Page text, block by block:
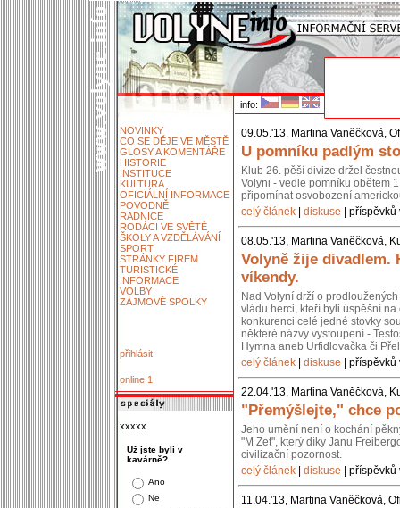
info:
NOVINKY
CO SE DĚJE VE MĚSTĚ
GLOSY A KOMENTÁŘE
HISTORIE
INSTITUCE
KULTURA
OFICIÁLNÍ INFORMACE
POVODNĚ
RADNICE
RODÁCI VE SVĚTĚ
ŠKOLY A VZDĚLÁVÁNÍ
SPORT
STRÁNKY FIREM
TURISTICKÉ
INFORMACE
VOLBY
ZÁJMOVÉ SPOLKY
přihlásit
online:1
xxxxx
Už jste byli v
kavárně?
Ano
Ne
09.05.'13, Martina Vaněčková,
U pomníku padlým
Klub 26. pěší divize držel
Volyni - vedle pomníku obětem
připomínat osvobození
celý článek
diskuse |
08.05.'13, Martina Vaněčková,
Volyně žije divadlem.
víkendy.
Nad Volyní drží o
vládu herci, kteří byli úspěšní
konkurenci celé jedné stovky
některé názvy vystoupení -
Hymna aneb Urfidlovačka či
celý článek
diskuse |
22.04.'13, Martina Vaněčková,
"Přemýšlejte," chce
Jeho umění není o kochání
"M Zet", který díky Janu
civilizační pozornost.
celý článek
diskuse |
11.04.'13, Martina Vaněčková,